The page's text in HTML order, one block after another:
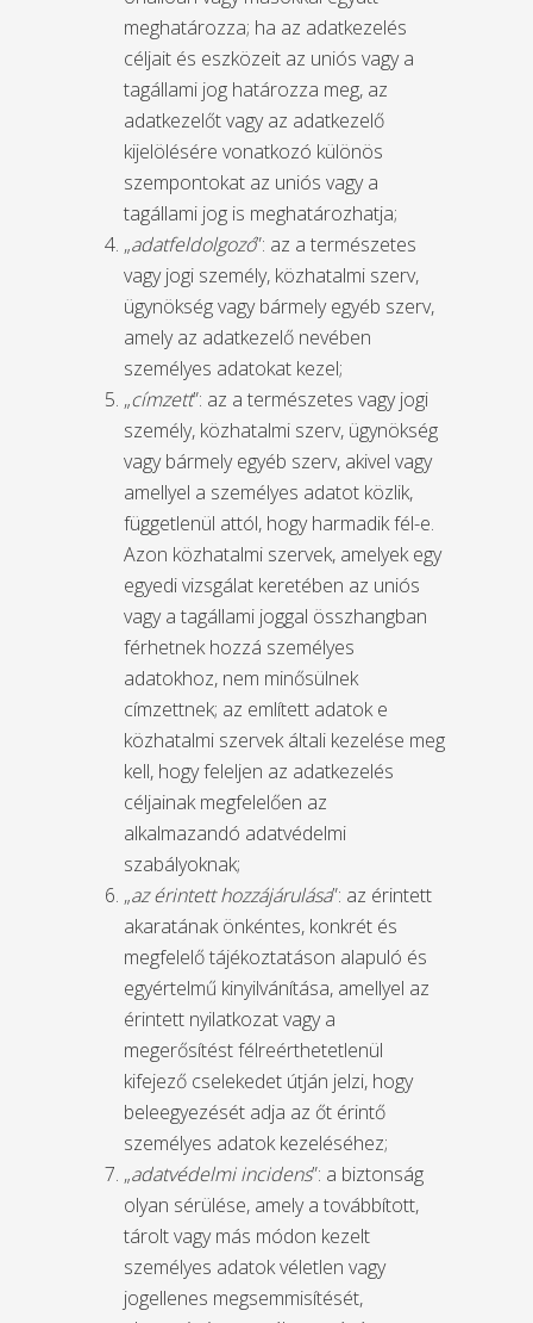
meghatározza; ha az adatkezelés
céljait és eszközeit az uniós vagy a
tagállami jog határozza meg, az
adatkezelőt vagy az adatkezelő
kijelölésére vonatkozó különös
szempontokat az uniós vagy a
tagállami jog is meghatározhatja;
„adatfeldolgozó”: az a természetes
vagy jogi személy, közhatalmi szerv,
ügynökség vagy bármely egyéb szerv,
amely az adatkezelő nevében
személyes adatokat kezel;
„címzett”: az a természetes vagy jogi
személy, közhatalmi szerv, ügynökség
vagy bármely egyéb szerv, akivel vagy
amellyel a személyes adatot közlik,
függetlenül attól, hogy harmadik fél-e.
Azon közhatalmi szervek, amelyek egy
egyedi vizsgálat keretében az uniós
vagy a tagállami joggal összhangban
férhetnek hozzá személyes
adatokhoz, nem minősülnek
címzettnek; az említett adatok e
közhatalmi szervek általi kezelése meg
kell, hogy feleljen az adatkezelés
céljainak megfelelően az
alkalmazandó adatvédelmi
szabályoknak;
„az érintett hozzájárulása”: az érintett
akaratának önkéntes, konkrét és
megfelelő tájékoztatáson alapuló és
egyértelmű kinyilvánítása, amellyel az
érintett nyilatkozat vagy a
megerősítést félreérthetetlenül
kifejező cselekedet útján jelzi, hogy
beleegyezését adja az őt érintő
személyes adatok kezeléséhez;
„adatvédelmi incidens”: a biztonság
olyan sérülése, amely a továbbított,
tárolt vagy más módon kezelt
személyes adatok véletlen vagy
jogellenes megsemmisítését,